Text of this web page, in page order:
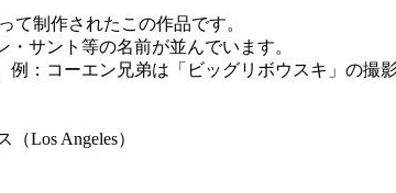
て制作されたこの作品です。
サント等の名前が並んでいます。
：コーエン兄弟は「ビッグリボウスキ」の撮
Los Angeles）